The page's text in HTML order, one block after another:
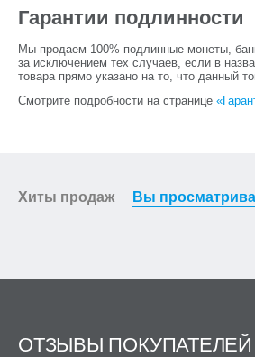
Гарантии подлинности
Мы продаем 100% подлинные монеты,
за исключением тех случаев, если в
товара прямо указано на то, что данный
Смотрите подробности на странице
Хиты продаж Вы
ОТЗЫВЫ ПОКУПАТЕЛЕЙ